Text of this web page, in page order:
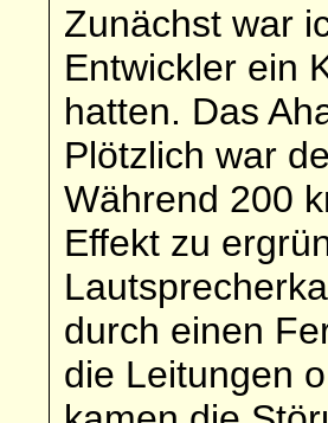
Zunächst war
Entwickler ein
hatten. Das
Plötzlich war
Während 200
Effekt zu
durch einen
die Leitungen